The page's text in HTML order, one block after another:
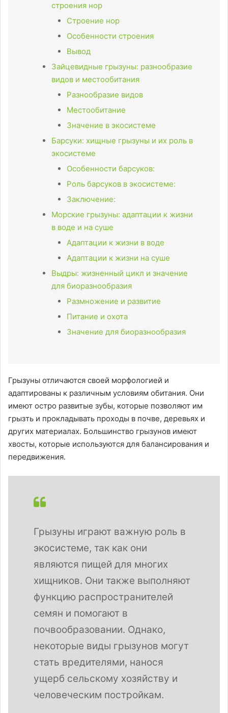
строения нор
Строение нор
Особенности строения
Вывод
Зайцевидные грызуны: разнообразие
видов и местообитания
Разнообразие видов
Местообитание
Значение в экосистеме
Барсуки: хищные грызуны и их роль в
экосистеме
Особенности барсуков:
Роль барсуков в экосистеме:
Заключение:
Морские грызуны: адаптации к жизни
в воде и на суше
Адаптации к жизни в воде
Адаптации к жизни на суше
Выдры: жизненный цикл и значение
для биоразнообразия
Размножение и развитие
Питание и охота
Значение для биоразнообразия
Грызуны отличаются своей морфологией и
адаптированы к различным условиям обитания. Они
имеют остро развитые зубы, которые позволяют им
грызть и прокладывать проходы в почве, деревьях и
других материалах. Большинство грызунов имеют
хвосты, которые используются для балансирования и
передвижения.
Грызуны играют важную роль в
экосистеме, так как они
являются пищей для многих
хищников. Они также выполняют
функцию распространителей
семян и помогают в
почвообразовании. Однако,
некоторые виды грызунов могут
стать вредителями, нанося
ущерб сельскому хозяйству и
человеческим постройкам.